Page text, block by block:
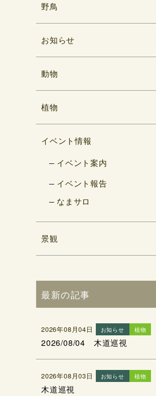
野鳥
お知らせ
動物
植物
イベント情報
イベント案内
イベント報告
なまサロ
景観
最新の記事
2026年08月04日 お知らせ 植物
2026/08/04 木道巡視
2026年08月03日 お知らせ 植物
木道巡視